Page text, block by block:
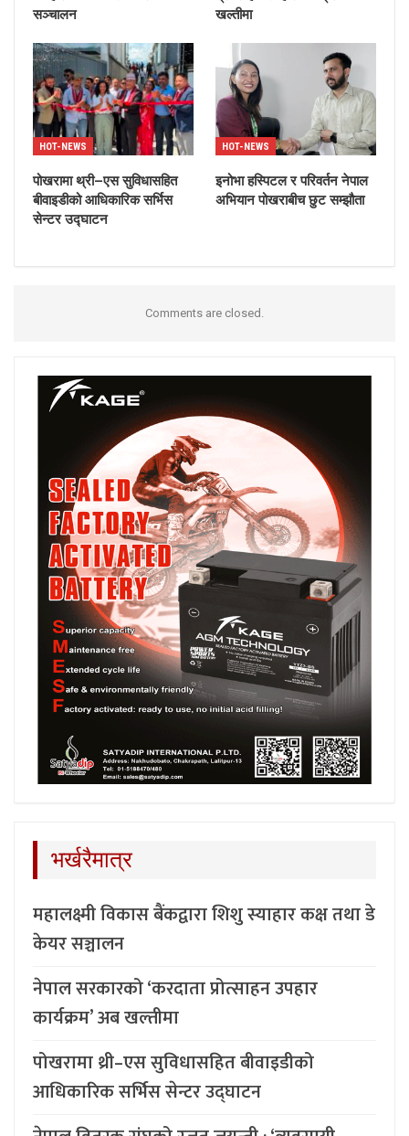
सञ्चालन
खल्तीमा
HOT-NEWS
पोखरामा थ्री–एस सुविधासहित
बीवाइडीको आधिकारिक सर्भिस
सेन्टर उद्घाटन
HOT-NEWS
इनोभा हस्पिटल र परिवर्तन नेपाल
अभियान पोखराबीच छुट सम्झौता
Comments are closed.
भर्खरैमात्र
महालक्ष्मी विकास बैंकद्वारा शिशु स्याहार कक्ष तथा डे
केयर सञ्चालन
नेपाल सरकारको ‘करदाता प्रोत्साहन उपहार
कार्यक्रम’ अब खल्तीमा
पोखरामा थ्री–एस सुविधासहित बीवाइडीको
आधिकारिक सर्भिस सेन्टर उद्घाटन